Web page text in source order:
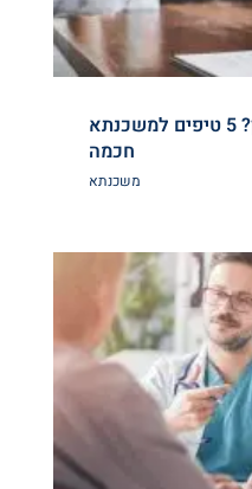
איך לקחת משכנתא נכון? 5 טיפים למשכנתא
חכמה
משכנתא